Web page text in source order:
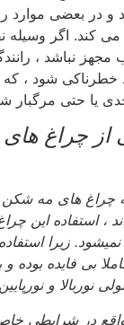
و در بعضی موارد
کند. اگر وسیله
نباشد ،
خطرناکی شود ، که
یا حتی مرگبار
از چراغ
چراغ های مه
، استفاده این
زیرا
بی فایده بوده و
نوربالا و
در شرایطی خاص